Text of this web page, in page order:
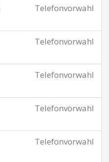
Telefonvorwahl
Telefonvorwahl
Telefonvorwahl
Telefonvorwahl
Telefonvorwahl